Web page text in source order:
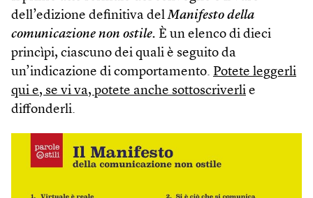
dell’edizione definitiva delManifesto della
comunicazione non ostile. È un elenco di dieci
princìpi, ciascuno dei quali è seguito da
un’indicazione di comportamento. Potete leggerli
qui e, se vi va, potete anche sottoscriverli e
diffonderli.